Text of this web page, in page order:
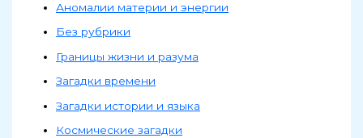
Аномалии материи и энергии
Без рубрики
Границы жизни и разума
Загадки времени
Загадки истории и языка
Космические загадки